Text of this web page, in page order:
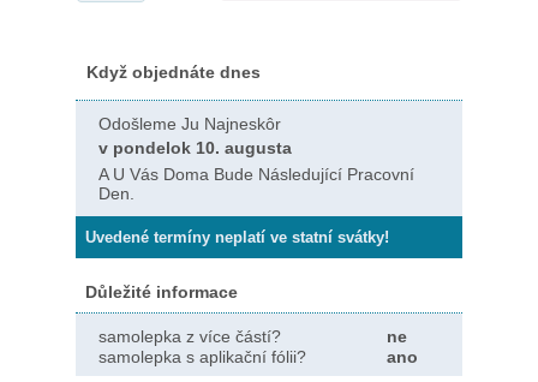
Když objednáte dnes
Odošleme Ju Najneskôr
v pondelok 10. augusta
A U Vás Doma Bude Následující Pracovní
Den.
Uvedené termíny neplatí ve statní svátky!
Důležité informace
samolepka z více částí?
ne
samolepka s aplikační fólii?
ano